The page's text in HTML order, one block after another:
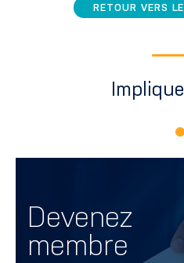
RETOUR VERS
Devenez
membre